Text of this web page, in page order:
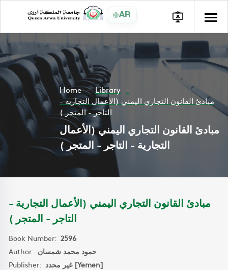
AR
Home
Library
مبادئ القانون التجاري اليمني (الأعمال التجارية -
التاجر - المتجر )
مبادئ القانون التجاري اليمني (الأعمال
التجارية - التاجر - المتجر )
مبادئ القانون التجاري اليمني (الأعمال التجارية -
التاجر - المتجر )
Book Number: 2596
Author: حمود محمد شمسان
Publisher:
غير محدد [Yemen]